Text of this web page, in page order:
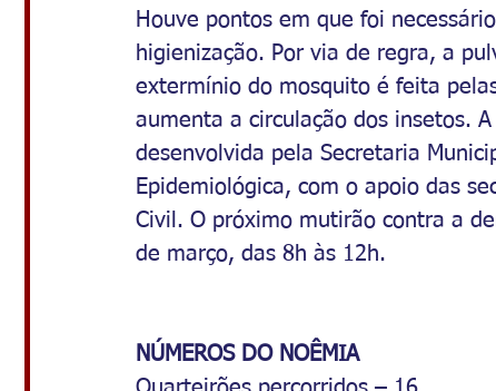
Houve pontos em que foi
higienização. Por via de regra, a
extermínio do mosquito é feita
aumenta a circulação dos insetos.
desenvolvida pela Secretaria
Epidemiológica, com o apoio das
Civil. O próximo mutirão contra a
de março, das 8h às 12h.
NÚMEROS DO NOÊMIA